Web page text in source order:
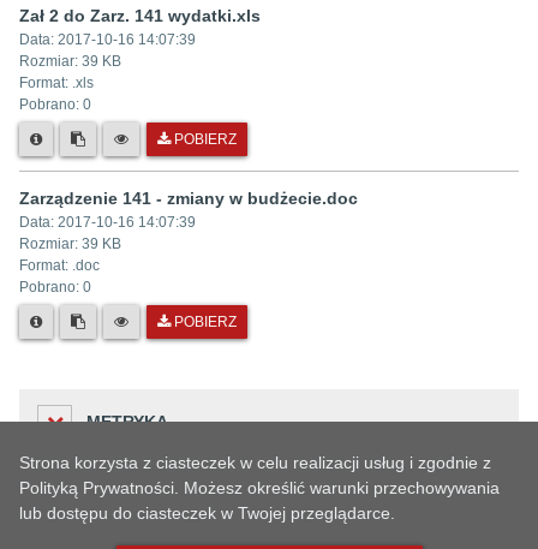
Zał 2 do Zarz. 141 wydatki.xls
Data: 2017-10-16 14:07:39
Rozmiar: 39 KB
Format: .xls
Pobrano: 0
POBIERZ
Zarządzenie 141 - zmiany w budżecie.doc
Data: 2017-10-16 14:07:39
Rozmiar: 39 KB
Format: .doc
Pobrano: 0
POBIERZ
METRYKA
Liczba odwiedzin
Strona korzysta z ciasteczek w celu realizacji usług i zgodnie z
Polityką Prywatności. Możesz określić warunki przechowywania
lub dostępu do ciasteczek w Twojej przeglądarce.